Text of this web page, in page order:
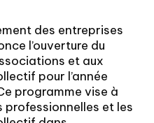
des entreprises
l’ouverture du
et aux
pour l’année
programme vise à
et les